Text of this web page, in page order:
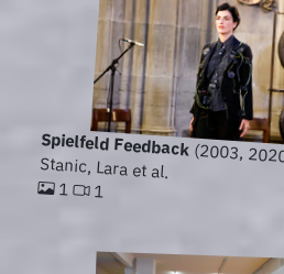
Spielfeld Feedback(2003,
Stanic, Lara et al.
1 1